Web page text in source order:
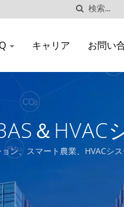
キャリア お問い
＆HVAC
ン、スマート農業、HVACシ